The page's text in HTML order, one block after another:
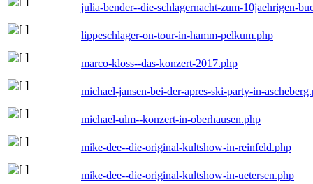
julia-bender--die-schlagernacht-zum-10jaehrigen-
lippeschlager-on-tour-in-hamm-pelkum.php
marco-kloss--das-konzert-2017.php
michael-jansen-bei-der-apres-ski-party-in-
michael-ulm--konzert-in-oberhausen.php
mike-dee--die-original-kultshow-in-reinfeld.php
mike-dee--die-original-kultshow-in-uetersen.php